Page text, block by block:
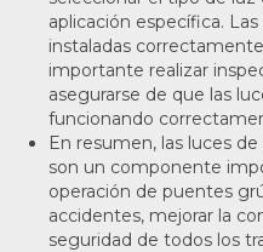
aplicación específica.
instaladas
importante realizar
asegurarse de que las
funcionando
En resumen, las luces
son un componente
operación de puentes
accidentes, mejorar la
seguridad de todos los